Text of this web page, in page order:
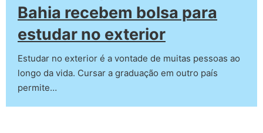
Bahia recebem bolsa para
estudar no exterior
Estudar no exterior é a vontade de muitas pessoas ao
longo da vida. Cursar a graduação em outro país
permite…